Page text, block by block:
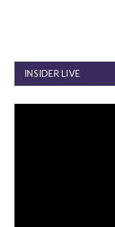
INSIDER LIVE